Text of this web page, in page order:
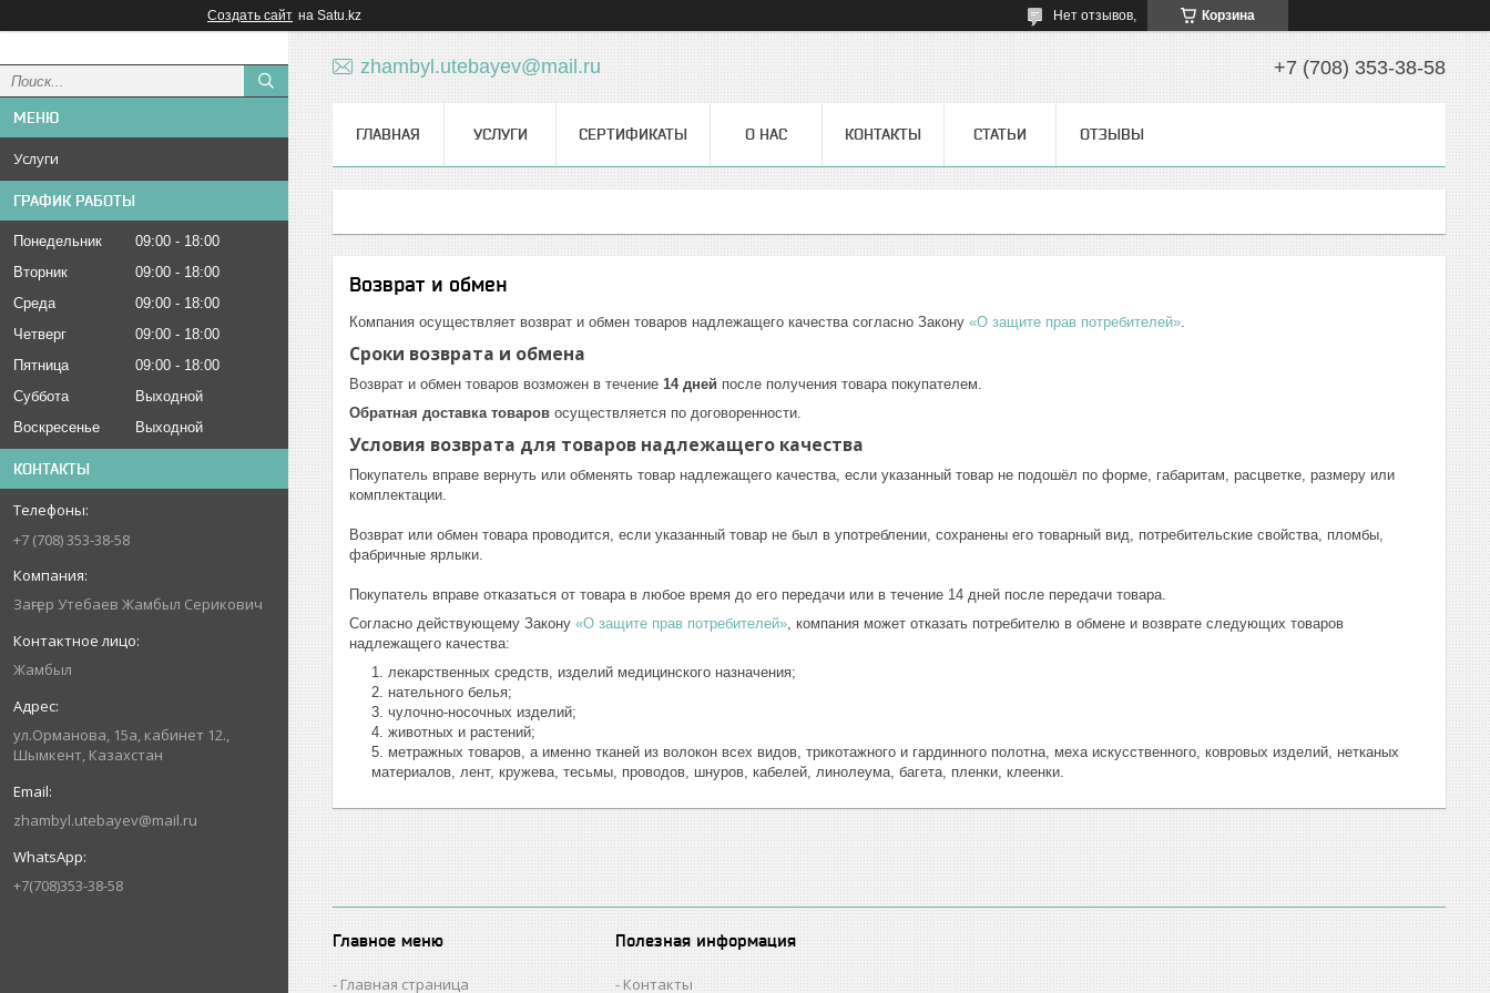
Создать сайт на Satu.kz Корзина
Нет отзывов,
Услуги
ГРАФИК РАБОТЫ
Понедельник 09:00
18:00
Вторник
09:00
18:00
Среда
09:00
18:00
Четверг
09:00
18:00
Пятница
09:00
18:00
Суббота
Выходной
Воскресенье
Выходной
КОНТАКТЫ
+7 (708) 353-38-58
Заңгер Утебаев Жамбыл Серикович
Жамбыл
ул.Орманова, 15а, кабинет 12.,
Шымкент, Казахстан
zhambyl.utebayev@mail.ru
+7(708)353-38-58
zhambyl.utebayev@mail.ru +7 (708) 353-38-58
ГЛАВНАЯ УСЛУГИ СЕРТИФИКАТЫ О НАС КОНТАКТЫ СТАТЬИ ОТЗЫВЫ
Возврат и обмен
Компания осуществляет возврат и обмен товаров надлежащего качества согласно Закону «О защите прав потребителей».
Сроки возврата и обмена
Возврат и обмен товаров возможен в течение 14 дней после получения товара покупателем.
Обратная доставка товаров осуществляется по договоренности.
Условия возврата для товаров надлежащего качества
Покупатель вправе вернуть или обменять товар надлежащего качества, если указанный товар не подошёл по форме, габаритам, расцветке, размеру или
комплектации.
Возврат или обмен товара проводится, если указанный товар не был в употреблении, сохранены его товарный вид, потребительские свойства, пломбы,
фабричные ярлыки.
Покупатель вправе отказаться от товара в любое время до его передачи или в течение 14 дней после передачи товара.
Согласно действующему Закону «О защите прав потребителей», компания может отказать потребителю в обмене и возврате следующих товаров
надлежащего качества:
лекарственных средств, изделий медицинского назначения;
нательного белья;
чулочно-носочных изделий;
животных и растений;
метражных товаров, а именно тканей из волокон всех видов, трикотажного и гардинного полотна, меха искусственного, ковровых изделий, нетканых
материалов, лент, кружева, тесьмы, проводов, шнуров, кабелей, линолеума, багета, пленки, клеенки.
Главное меню
Главная страница
Полезная информация
Контакты